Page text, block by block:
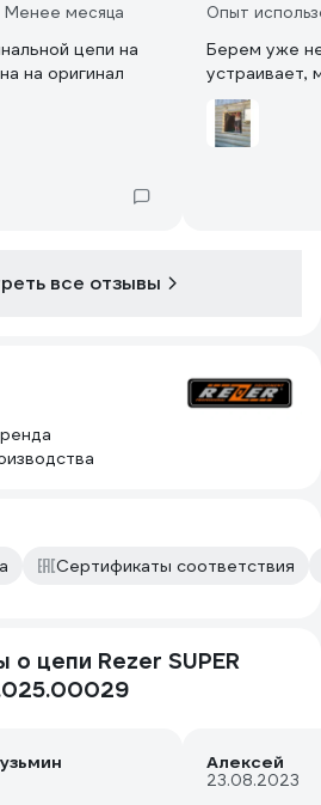
Менее месяца
цепи на
на оригинал
Опыт
Берем уже
устраивает,
все отзывы
Сертификаты соответствия
о цепи Rezer SUPER
Алексей
23.08.2023